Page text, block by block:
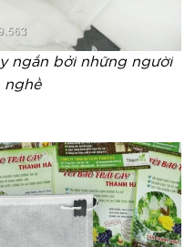
ngắn bởi những người
nghề